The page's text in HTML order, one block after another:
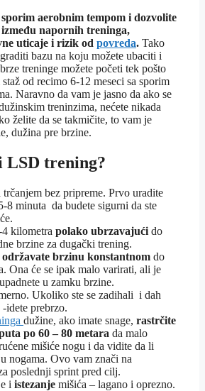
aerobnim tempom i dozvolite
napornih treninga,
uticaje i rizik od povreda. Tako
bazu na koju možete ubaciti i
treninge možete početi tek pošto
od recimo 6-12 meseci sa sporim
Naravno da vam je jasno da ako se
treninzima, nećete nikada
želite da se takmičite, to vam je
dužina pre brzine.
LSD trening?
trčanjem bez pripreme. Prvo uradite
8 minuta da budete sigurni da ste
kilometra polako ubrzavajući do
brzine za dugački trening.
održavate brzinu konstantnom do
Ona će se ipak malo varirati, ali je
u zamku brzine.
Ukoliko ste se zadihali i dah
idete prebrzo.
dužine, ako imate snage, rastrčite
po 60 – 80 metara da malo
mišiće nogu i da vidite da li
nogama. Ovo vam znači na
poslednji sprint pred cilj.
i istezanje mišića – lagano i oprezno.